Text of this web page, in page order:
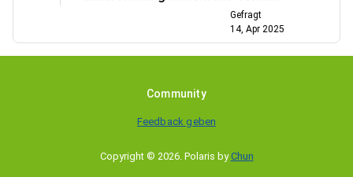
Gefragt
14, Apr 2025
Community
Feedback geben
Copyright © 2026. Polaris by Chun